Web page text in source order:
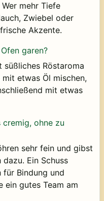
mehr Tiefe
Zwiebel oder
Akzente.
garen?
Röstaroma
etwas Öl mischen,
mit etwas
ohne zu
sehr fein und gibst
Ein Schuss
Bindung und
ein gutes Team am